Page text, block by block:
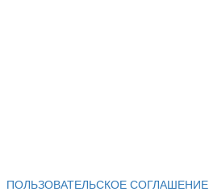
ПОЛЬЗОВАТЕЛЬСКОЕ СОГЛАШЕНИЕ